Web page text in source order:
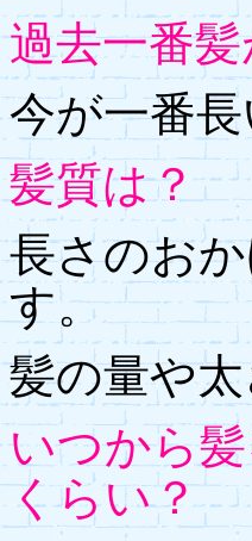
過去一番
今が一番
髪質は？
長さのお
す。
髪の量や
いつから
くらい？